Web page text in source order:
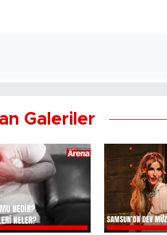
Galeriler